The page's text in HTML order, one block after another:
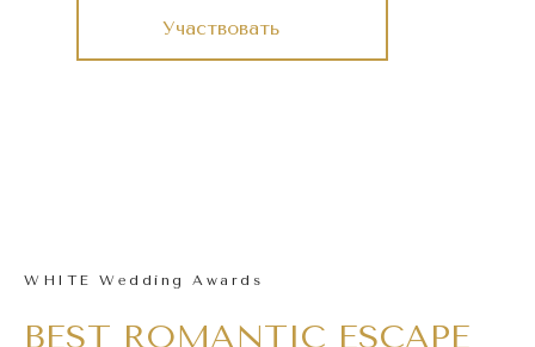
Участвовать
WHITE Wedding Awards
BEST ROMANTIC ESCAPE